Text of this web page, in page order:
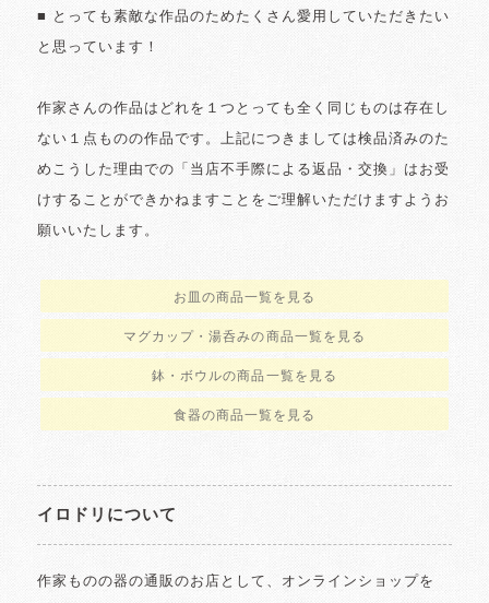
■ とっても素敵な作品のためたくさん愛用していただきたい
と思っています！
作家さんの作品はどれを１つとっても全く同じものは存在し
ない１点ものの作品です。上記につきましては検品済みのた
めこうした理由での「当店不手際による返品・交換」はお受
けすることができかねますことをご理解いただけますようお
願いいたします。
お皿の商品一覧を見る
マグカップ・湯呑みの商品一覧を見る
鉢・ボウルの商品一覧を見る
食器の商品一覧を見る
イロドリについて
作家ものの器の通販のお店として、オンラインショップを